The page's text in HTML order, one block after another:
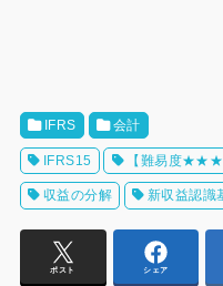
IFRS 会計
IFRS15 【難易度
収益の分解 新収益認識
ポスト シェア